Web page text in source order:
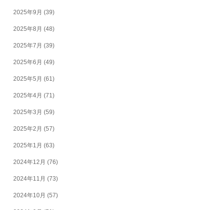
2025年9月 (39)
2025年8月 (48)
2025年7月 (39)
2025年6月 (49)
2025年5月 (61)
2025年4月 (71)
2025年3月 (59)
2025年2月 (57)
2025年1月 (63)
2024年12月 (76)
2024年11月 (73)
2024年10月 (57)